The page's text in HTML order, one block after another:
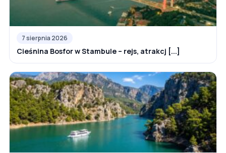
7 sierpnia 2026
Cieśnina Bosfor w Stambule – rejs, atrakcj [...]